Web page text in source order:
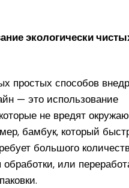
экологически
простых способов
— это использование
не вредят
бамбук, который
большого
или